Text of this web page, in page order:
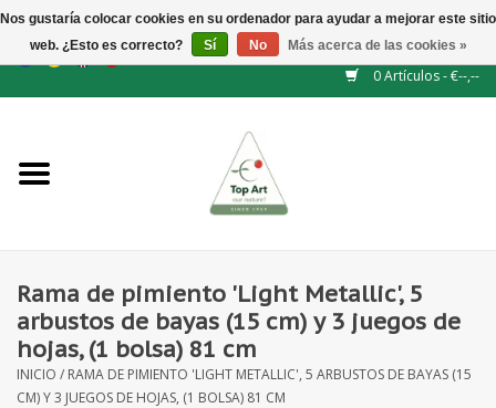
GBP/CHF /BGN/
0 Artículos - €--,--
NUEVO
Flores artificiales
plantas artificiales
Rama de pimiento 'Light Metallic', 5
arbustos de bayas (15 cm) y 3 juegos de
hojas, (1 bolsa) 81 cm
INICIO / RAMA DE PIMIENTO 'LIGHT METALLIC', 5 ARBUSTOS DE BAYAS (15
CM) Y 3 JUEGOS DE HOJAS, (1 BOLSA) 81 CM
Nos gustaría colocar cookies en su ordenador para ayudar a mejorar este sitio
web. ¿Esto es correcto?
Sí No Más acerca de las cookies »